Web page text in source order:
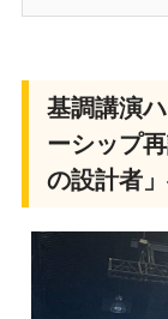
基調講演
ーシップ
の設計者